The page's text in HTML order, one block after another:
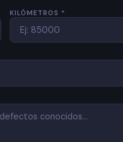
KILÓMETROS *